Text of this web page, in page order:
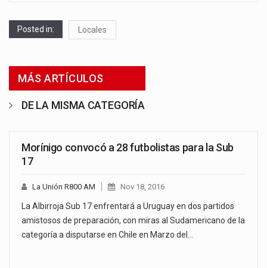
Posted in: Locales
MÁS ARTÍCULOS
DE LA MISMA CATEGORÍA
Morínigo convocó a 28 futbolistas para la Sub
17
La Unión R800 AM Nov 18, 2016
La Albirroja Sub 17 enfrentará a Uruguay en dos partidos
amistosos de preparación, con miras al Sudamericano de la
categoría a disputarse en Chile en Marzo del…